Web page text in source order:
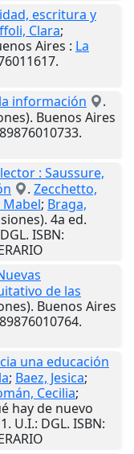
escritura y
Clara;
Aires : La
información
.
Buenos Aires
: Saussure,
. Zecchetto,
; Braga,
4a ed.
ISBN:
de las
Buenos Aires
una educación
; Baez, Jesica;
Cecilia;
hay de nuevo
. U.I.: DGL. ISBN: